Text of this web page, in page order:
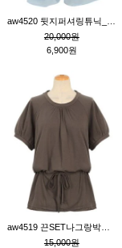
20,000원
6,900원
15,000원